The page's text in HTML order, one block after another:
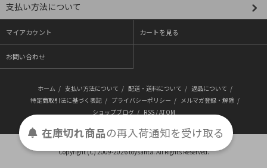
支払い方法について
マイアカウント カートを見る
お問い合わせ
ホーム / 支払い方法について / 配送・送料について / 返品について /
特定商取引法に基づく表記 / プライバシーポリシー / メルマガ登録・解除 /
ショップブログ / RSS/ATOM
Copyright (C) 2009-2026 toysanta. All Rights Reserved.
在庫切れ商品の再入荷通知を受け取る